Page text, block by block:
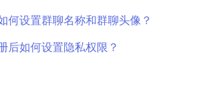
何设置群聊名称和群聊头像？
后如何设置隐私权限？